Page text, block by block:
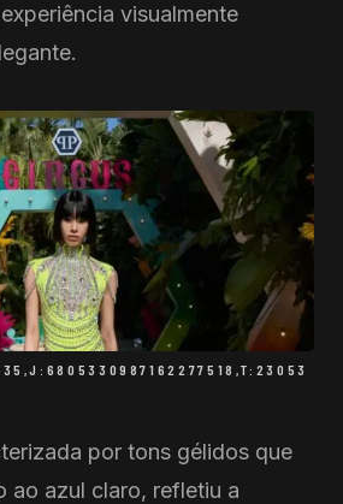
visualmente
por tons gélidos que
ao azul claro, refletiu a